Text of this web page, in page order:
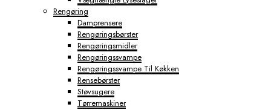
Rengøring
Damprensere
Rengøringsbørster
Rengøringsmidler
Rengøringssvampe
Rengøringssvampe Til Køkken
Rensebørster
Støvsugere
Tørremaskiner